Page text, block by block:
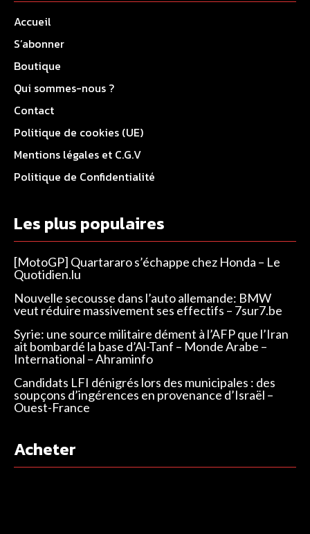
Accueil
S’abonner
Boutique
Qui sommes-nous ?
Contact
Politique de cookies (UE)
Mentions légales et C.G.V
Politique de Confidentialité
Les plus populaires
[MotoGP] Quartararo s’échappe chez Honda – Le
Quotidien.lu
Nouvelle secousse dans l’auto allemande: BMW
veut réduire massivement ses effectifs – 7sur7.be
Syrie: une source militaire dément à l’AFP que l’Iran
ait bombardé la base d’Al-Tanf – Monde Arabe –
International – Ahraminfo
Candidats LFI dénigrés lors des municipales : des
soupçons d’ingérences en provenance d’Israël –
Ouest-France
Acheter